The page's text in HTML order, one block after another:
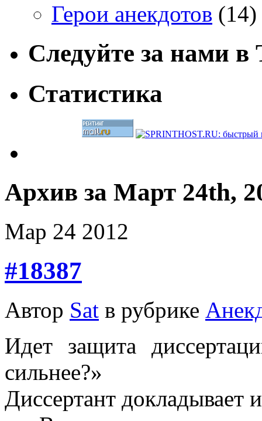
Герои анекдотов (14)
Следуйте за нами
Статистика
Архив за Март 24th,
Мар 24 2012
#18387
Автор Sat в рубрике
Идет защита
сильнее?»
Диссертант докладывает